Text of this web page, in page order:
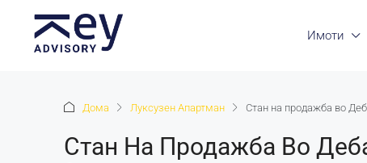
Имоти
Дома Луксузен Апартман Стан на продажба во
Стан На Продажба Во